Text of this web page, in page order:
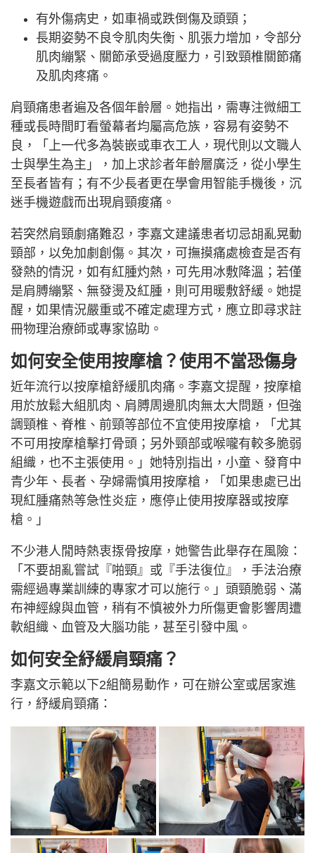
有外傷病史，如車禍或跌倒傷及頭頸；
長期姿勢不良令肌肉失衡、肌張力增加，令部分
肌肉繃緊、關節承受過度壓力，引致頸椎關節痛
及肌肉疼痛。
肩頸痛患者遍及各個年齡層。她指出，需專注微細工
種或長時間盯看螢幕者均屬高危族，容易有姿勢不
良，「上一代多為裝嵌或車衣工人，現代則以文職人
士與學生為主」，加上求診者年齡層廣泛，從小學生
至長者皆有；有不少長者更在學會用智能手機後，沉
迷手機遊戲而出現肩頸痠痛。
若突然肩頸劇痛難忍，李嘉文建議患者切忌胡亂晃動
頸部，以免加劇創傷。其次，可撫摸痛處檢查是否有
發熱的情況，如有紅腫灼熱，可先用冰敷降溫；若僅
是肩膊繃緊、無發燙及紅腫，則可用暖敷舒緩。她提
醒，如果情況嚴重或不確定處理方式，應立即尋求註
冊物理治療師或專家協助。
如何安全使用按摩槍？使用不當恐傷身
近年流行以按摩槍舒緩肌肉痛。李嘉文提醒，按摩槍
用於放鬆大組肌肉、肩膊周邊肌肉無太大問題，但強
調頸椎、脊椎、前頸等部位不宜使用按摩槍，「尤其
不可用按摩槍擊打骨頭；另外頸部或喉嚨有較多脆弱
組織，也不主張使用。」她特別指出，小童、發育中
青少年、長者、孕婦需慎用按摩槍，「如果患處已出
現紅腫痛熱等急性炎症，應停止使用按摩器或按摩
槍。」
不少港人閒時熱衷揼骨按摩，她警告此舉存在風險：
「不要胡亂嘗試『啪頸』或『手法復位』，手法治療
需經過專業訓練的專家才可以施行。」頭頸脆弱、滿
布神經線與血管，稍有不慎被外力所傷更會影響周遭
軟組織、血管及大腦功能，甚至引發中風。
如何安全紓緩肩頸痛？
李嘉文示範以下2組簡易動作，可在辦公室或居家進
行，紓緩肩頸痛：